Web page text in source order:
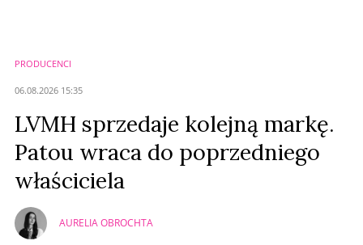
PRODUCENCI
06.08.2026 15:35
LVMH sprzedaje kolejną markę.
Patou wraca do poprzedniego
właściciela
AURELIA OBROCHTA